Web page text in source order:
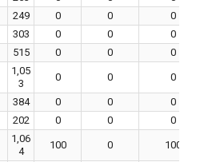
249 0 0
0
303 0 0
0
515 0 0 0
1,05
3
0 0 0
384 0 0
0
202 0 0 0
1,06
4
100 0 100